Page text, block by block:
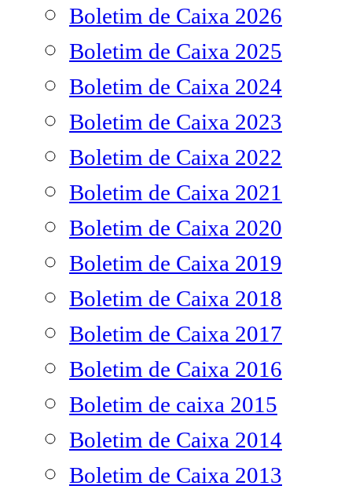
Boletim de Caixa 2026
Boletim de Caixa 2025
Boletim de Caixa 2024
Boletim de Caixa 2023
Boletim de Caixa 2022
Boletim de Caixa 2021
Boletim de Caixa 2020
Boletim de Caixa 2019
Boletim de Caixa 2018
Boletim de Caixa 2017
Boletim de Caixa 2016
Boletim de caixa 2015
Boletim de Caixa 2014
Boletim de Caixa 2013